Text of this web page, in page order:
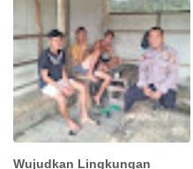
Wujudkan Lingkungan